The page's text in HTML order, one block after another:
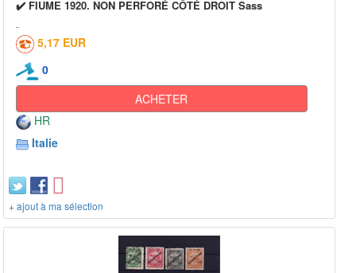
✔️ FIUME 1920. NON PERFORÉ CÔTÉ DROIT Sass
5,17 EUR
0
ACHETER
HR
Italie
+ ajout à ma sélection